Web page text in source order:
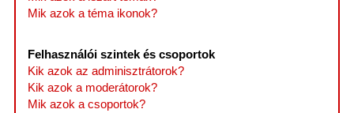
Mik azok a téma ikonok?
Felhasználói szintek és csoportok
Kik azok az adminisztrátorok?
Kik azok a moderátorok?
Mik azok a csoportok?